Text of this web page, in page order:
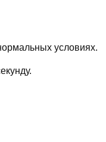
условиях.